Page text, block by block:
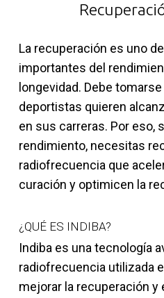
La recuperación es uno
importantes del
longevidad. Debe
deportistas quieren
en sus carreras. Por eso,
rendimiento, necesitas
radiofrecuencia que
curación y optimicen la
¿QUÉ ES INDIBA?
Indiba es una tecnología
radiofrecuencia utilizada
mejorar la recuperación